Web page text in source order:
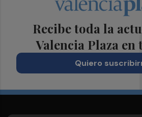
Recibe toda la
Valencia Plaza
Quiero